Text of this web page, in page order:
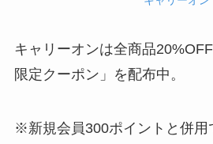
キャリーオンは全商品
限定クーポン」を配布中。
※新規会員300ポイントと併用